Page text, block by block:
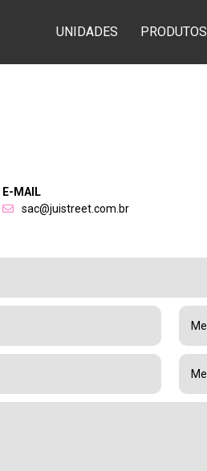
UNIDADES PRODUTOS
E-MAIL
sac@juistreet.com.br